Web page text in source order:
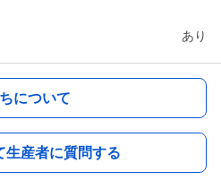
あり
について
生産者に質問する